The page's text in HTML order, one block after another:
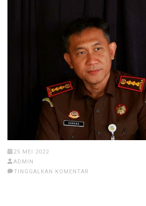
25 MEI 2022
ADMIN
TINGGALKAN KOMENTAR